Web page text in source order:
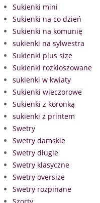
Sukienki mini
Sukienki na co dzień
Sukienki na komunię
sukienki na sylwestra
Sukienki plus size
Sukienki rozkloszowane
sukienki w kwiaty
Sukienki wieczorowe
Sukienki z koronką
sukienki z printem
Swetry
Swetry damskie
Swetry długie
Swetry klasyczne
Swetry oversize
Swetry rozpinane
Szorty